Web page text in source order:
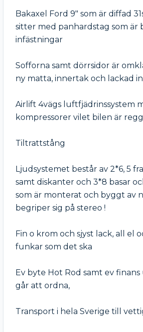
Bakaxel Ford 9" som är diffad
sitter med panhardstag som är
infästningar
Sofforna samt dörrsidor är
ny matta, innertak och lackad
Airlift 4vägs luftfjädrinssystem
kompressorer vilet bilen är
Tiltrattstång
Ljudsystemet består av 2*6, 5
samt diskanter och 3*8 basar
som är monterat och byggt av
begriper sig på stereo !
Fin o krom och sjyst lack, all el
funkar som det ska
Ev byte Hot Rod samt ev
går att ordna,
Transport i hela Sverige till